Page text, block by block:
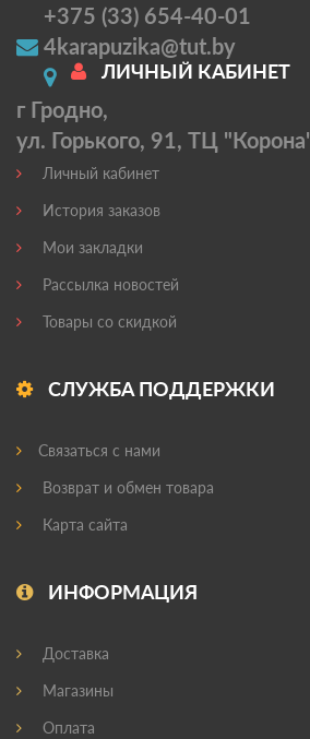
+375 (33) 654-40-01
4karapuzika@tut.by
г Гродно,
ул. Горького, 91, ТЦ "Корона'
ЛИЧНЫЙ КАБИНЕТ
Личный кабинет
История заказов
Мои закладки
Рассылка новостей
Товары со скидкой
СЛУЖБА ПОДДЕРЖКИ
Связаться с нами
Возврат и обмен товара
Карта сайта
ИНФОРМАЦИЯ
Доставка
Магазины
Оплата